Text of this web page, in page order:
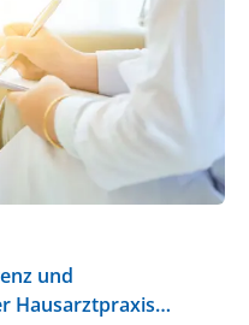
und
Hausarztpraxis